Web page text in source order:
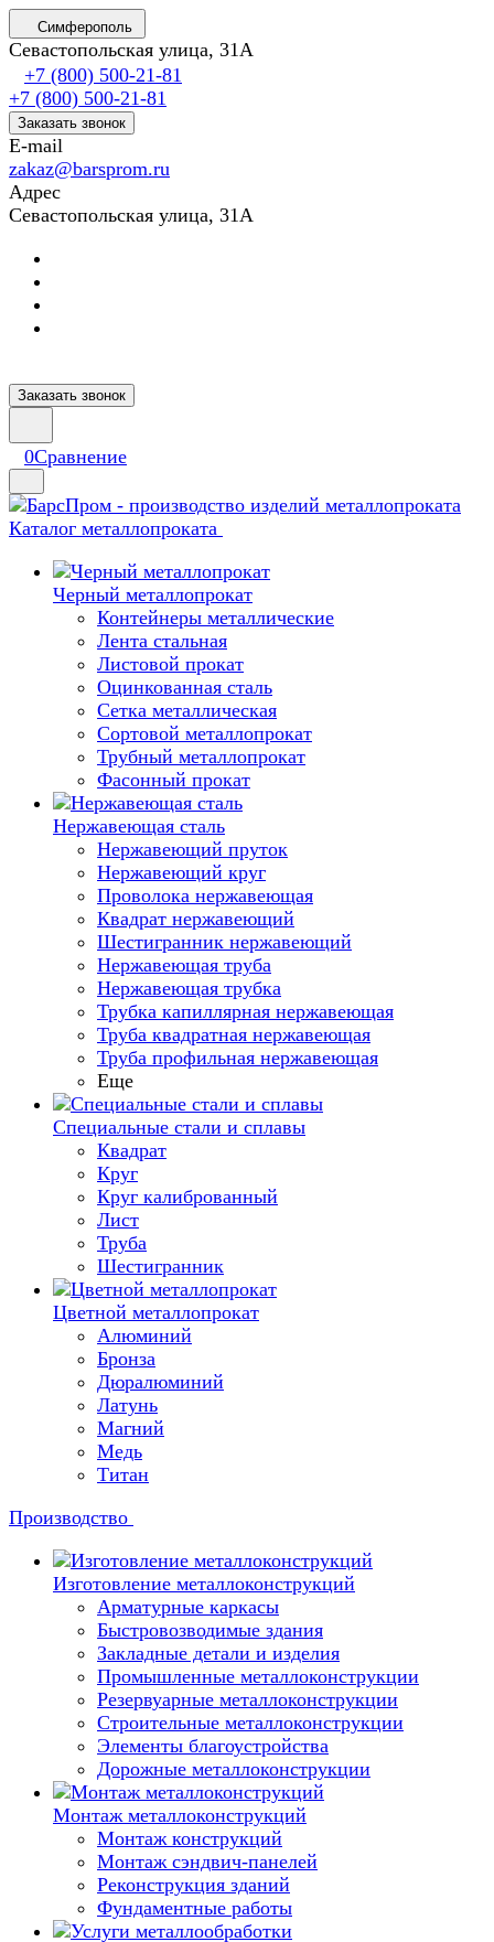
Симферополь
Севастопольская улица, 31А
+7 (800) 500-21-81
+7 (800) 500-21-81
Заказать звонок
E-mail
zakaz@barsprom.ru
Адрес
Севастопольская улица, 31А
Заказать звонок
0Сравнение
Каталог металлопроката
Черный металлопрокат
Контейнеры металлические
Лента стальная
Листовой прокат
Оцинкованная сталь
Сетка металлическая
Сортовой металлопрокат
Трубный металлопрокат
Фасонный прокат
Нержавеющая сталь
Нержавеющий пруток
Нержавеющий круг
Проволока нержавеющая
Квадрат нержавеющий
Шестигранник нержавеющий
Нержавеющая труба
Нержавеющая трубка
Трубка капиллярная нержавеющая
Труба квадратная нержавеющая
Труба профильная нержавеющая
Еще
Специальные стали и сплавы
Квадрат
Круг
Круг калиброванный
Лист
Труба
Шестигранник
Цветной металлопрокат
Алюминий
Бронза
Дюралюминий
Латунь
Магний
Медь
Титан
Производство
Изготовление металлоконструкций
Арматурные каркасы
Быстровозводимые здания
Закладные детали и изделия
Промышленные металлоконструкции
Резервуарные металлоконструкции
Строительные металлоконструкции
Элементы благоустройства
Дорожные металлоконструкции
Монтаж металлоконструкций
Монтаж конструкций
Монтаж сэндвич-панелей
Реконструкция зданий
Фундаментные работы